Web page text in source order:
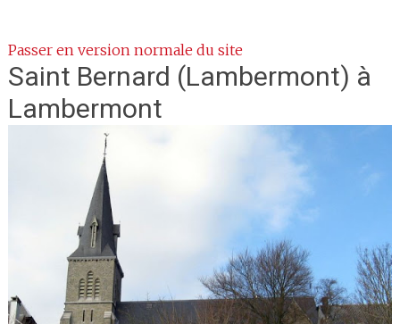
Passer en version normale du site
Saint Bernard (Lambermont) à
Lambermont